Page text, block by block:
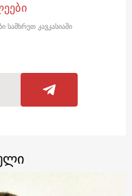
სამხრეთ კავკასიაში